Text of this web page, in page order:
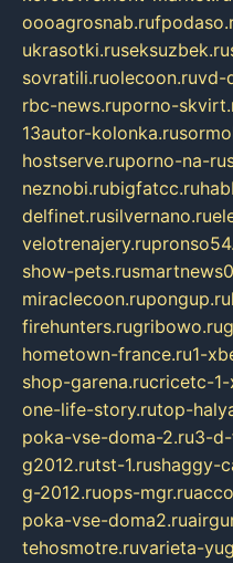
oooagrosnab.ru
ukrasotki.ruseksuzbek.ru
sovratili.ruolecoon.ruvd-
rbc-news.ruporno-
13autor-kolonka.ru
hostserve.ruporno-na-
neznobi.rubigfatcc.ru
delfinet.rusilvernano.ru
velotrenajery.ru
show-pets.ru
miraclecoon.rupongup.ru
firehunters.rugribowo.ru
hometown-france.ru1-
shop-garena.rucricetc-
one-life-story.rutop-
poka-vse-doma-2.ru3-
g2012.rutst-1.rushaggy-
g-2012.ruops-mgr.ru
poka-vse-doma2.ru
tehosmotre.ruvarieta-